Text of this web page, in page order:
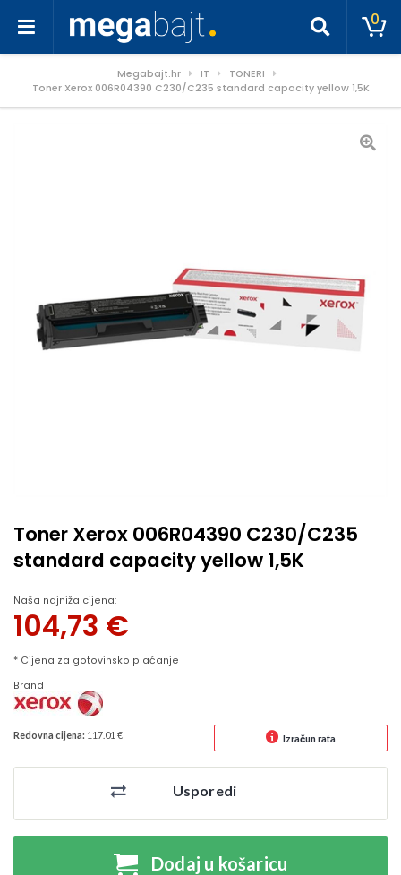
0
Megabajt.hr IT
TONERI
Toner Xerox 006R04390 C230/C235 standard capacity yellow 1,5K
Toner Xerox 006R04390 C230/C235
standard capacity yellow 1,5K
Naša najniža cijena:
104,73 €
* Cijena za gotovinsko plaćanje
Brand
Redovna cijena: 117.01 € Izračun rata
Usporedi
Dodaj u košaricu